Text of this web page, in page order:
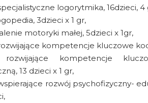
logorytmika, 16dzieci, 4
3dzieci x 1 gr,
motoryki małej, 5dzieci x 1gr,
kompetencje kluczowe
rozwijające kompetencje
13 dzieci x 1 gr,
rozwój psychofizyczny-